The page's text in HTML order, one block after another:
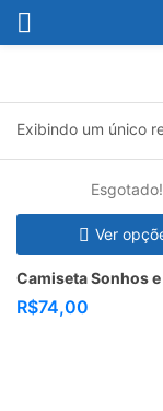
Exibindo um único
Esgotado!
Ver
Camiseta Sonhos
R$74,00